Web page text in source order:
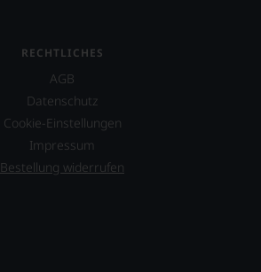
RECHTLICHES
AGB
Datenschutz
Cookie-Einstellungen
Impressum
Bestellung widerrufen